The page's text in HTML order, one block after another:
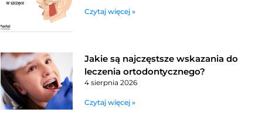
Czytaj więcej »
Jakie są najczęstsze wskazania do
leczenia ortodontycznego?
4 sierpnia 2026
Czytaj więcej »